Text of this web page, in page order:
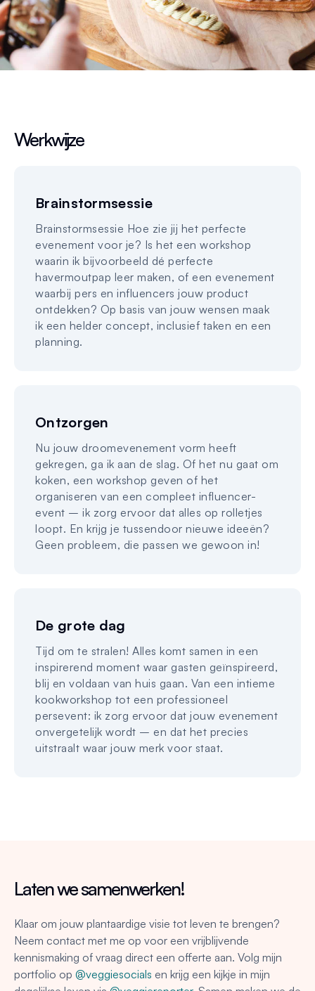
Werkwijze
Brainstormsessie
Brainstormsessie Hoe zie jij het perfecte
evenement voor je? Is het een workshop
waarin ik bijvoorbeeld dé perfecte
havermoutpap leer maken, of een evenement
waarbij pers en influencers jouw product
ontdekken? Op basis van jouw wensen maak
ik een helder concept, inclusief taken en een
planning.
Ontzorgen
Nu jouw droomevenement vorm heeft
gekregen, ga ik aan de slag. Of het nu gaat om
koken, een workshop geven of het
organiseren van een compleet influencer-
event – ik zorg ervoor dat alles op rolletjes
loopt. En krijg je tussendoor nieuwe ideeën?
Geen probleem, die passen we gewoon in!
De grote dag
Tijd om te stralen! Alles komt samen in een
inspirerend moment waar gasten geïnspireerd,
blij en voldaan van huis gaan. Van een intieme
kookworkshop tot een professioneel
persevent: ik zorg ervoor dat jouw evenement
onvergetelijk wordt – en dat het precies
uitstraalt waar jouw merk voor staat.
Laten we samenwerken!
Klaar om jouw plantaardige visie tot leven te brengen?
Neem contact met me op voor een vrijblijvende
kennismaking of vraag direct een offerte aan. Volg mijn
portfolio op @veggiesocials en krijg een kijkje in mijn